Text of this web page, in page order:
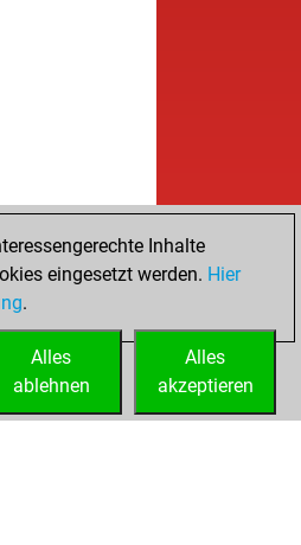
Inhalte
eingesetzt werden. Hier
.
Alles
akzeptieren
Alles
ablehnen